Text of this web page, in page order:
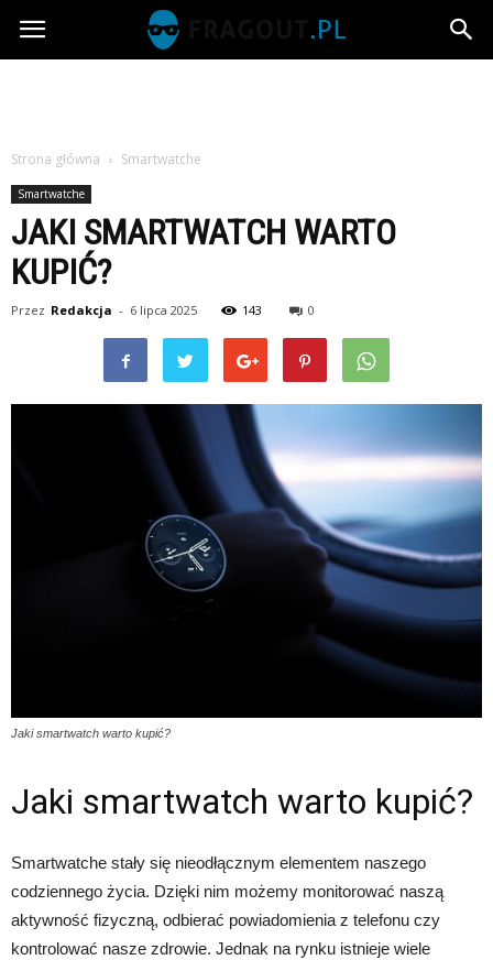
Fragout.pl
Strona główna Smartwatche
Smartwatche
JAKI SMARTWATCH WARTO
KUPIĆ?
Przez Redakcja - 6 lipca 2025 143 0
Jaki smartwatch warto kupić?
Jaki smartwatch warto kupić?
Smartwatche stały się nieodłącznym elementem naszego
codziennego życia. Dzięki nim możemy monitorować naszą
aktywność fizyczną, odbierać powiadomienia z telefonu czy
kontrolować nasze zdrowie. Jednak na rynku istnieje wiele